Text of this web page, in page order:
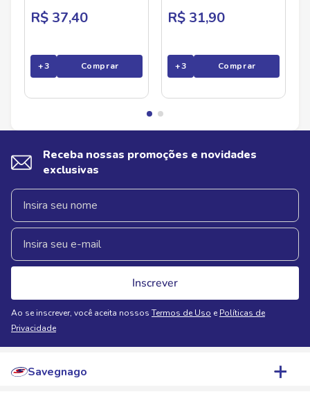
R$ 37,40
+3 Comprar
R$ 31,90
+3 Comprar
Receba nossas promoções e novidades
exclusivas
Inscrever
Ao se inscrever, você aceita nossos Termos de Uso e Políticas de
Privacidade
Savegnago